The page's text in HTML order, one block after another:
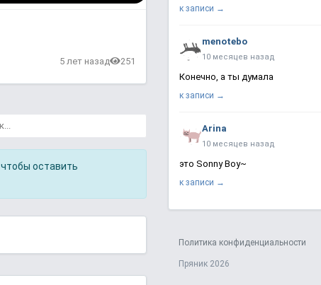
5 лет назад 251
чтобы оставить
к записи →
menotebo
10 месяцев назад
Конечно, а ты думала
к записи →
Arina
10 месяцев назад
это Sonny Boy~
к записи →
Политика конфиденциальности
Пряник 2026